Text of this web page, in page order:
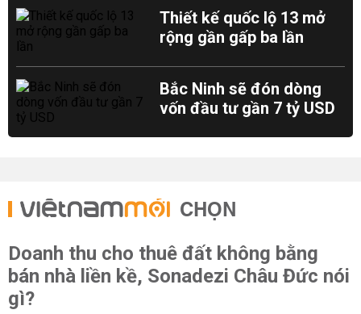
Thiết kế quốc lộ 13 mở
rộng gần gấp ba lần
Bắc Ninh sẽ đón dòng
vốn đầu tư gần 7 tỷ USD
CHỌN
Doanh thu cho thuê đất không bằng
bán nhà liền kề, Sonadezi Châu Đức nói
gì?